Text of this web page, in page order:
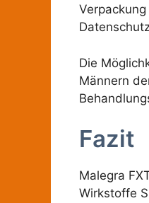
Die
Männern
Fazit
Malegra
Wirkstoffe